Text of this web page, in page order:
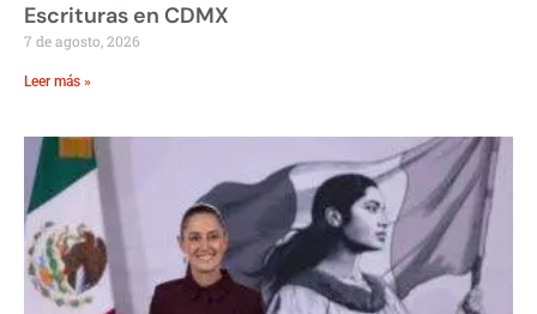
Escrituras en CDMX
7 de agosto, 2026
Leer más »